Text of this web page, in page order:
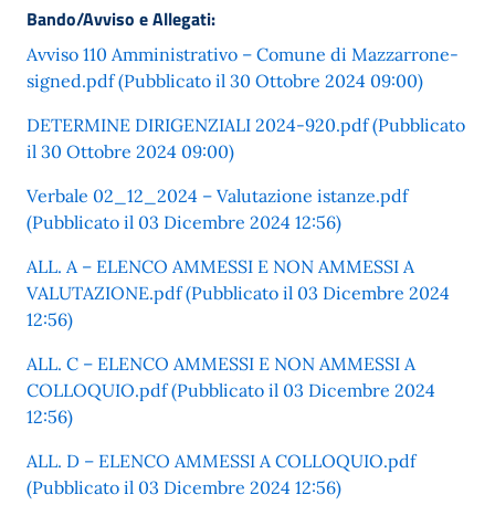
Bando/Avviso e Allegati:
Avviso 110 Amministrativo – Comune di Mazzarrone-
signed.pdf (Pubblicato il 30 Ottobre 2024 09:00)
DETERMINE DIRIGENZIALI 2024-920.pdf (Pubblicato
il 30 Ottobre 2024 09:00)
Verbale 02_12_2024 – Valutazione istanze.pdf
(Pubblicato il 03 Dicembre 2024 12:56)
ALL. A – ELENCO AMMESSI E NON AMMESSI A
VALUTAZIONE.pdf (Pubblicato il 03 Dicembre 2024
12:56)
ALL. C – ELENCO AMMESSI E NON AMMESSI A
COLLOQUIO.pdf (Pubblicato il 03 Dicembre 2024
12:56)
ALL. D – ELENCO AMMESSI A COLLOQUIO.pdf
(Pubblicato il 03 Dicembre 2024 12:56)